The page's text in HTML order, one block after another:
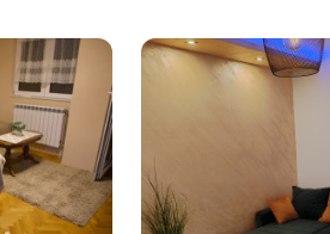
Niš
Srebrno jezero
Užice